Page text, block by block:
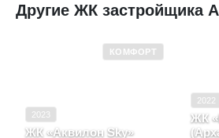
Другие ЖК застройщика
КОМФОРТ
2023
ЖК «Аквилон Sky»
2022
ЖК